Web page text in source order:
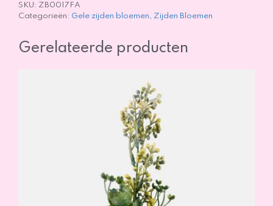
SKU: ZB0017FA
Categorieën: Gele zijden bloemen, Zijden Bloemen
Gerelateerde producten